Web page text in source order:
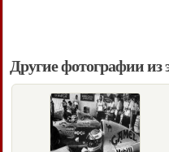
Другие фотографии из